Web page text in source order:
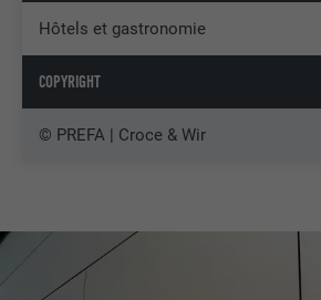
Hôtels et gastronomie
COPYRIGHT
© PREFA | Croce & Wir